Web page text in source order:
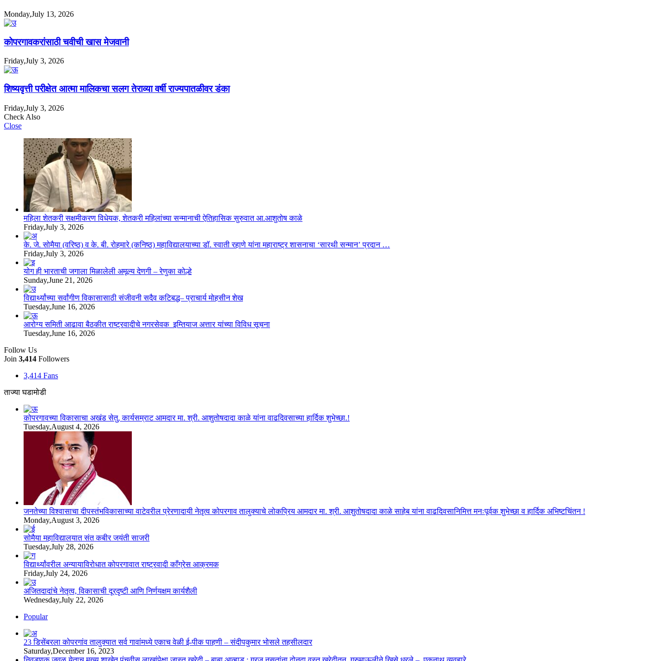
Monday,July 13, 2026
कोपरगावकरांसाठी चवीची खास मेजवानी
Friday,July 3, 2026
शिष्यवृत्ती परीक्षेत आत्मा मालिकचा सलग तेराव्या वर्षी राज्यपातळीवर डंका
Friday,July 3, 2026
Check Also
Close
महिला शेतकरी सक्षमीकरण विधेयक, शेतकरी महिलांच्या सन्मानाची ऐतिहासिक सुरुवात आ.आशुतोष काळे
Friday,July 3, 2026
के. जे. सोमैया (वरिष्ठ) व के. बी. रोहमारे (कनिष्ठ) महाविद्यालयाच्या डॉ. स्वाती रहाणे यांना महाराष्ट्र शासनाचा ‘सारथी सन्मान’ प्रदान …
Friday,July 3, 2026
योग ही भारताची जगाला मिळालेली अमूल्य देणगी – रेणुका कोल्हे
Sunday,June 21, 2026
विद्यार्थ्यांच्या सर्वांगीण विकासासाठी संजीवनी सदैव कटिबद्ध– प्राचार्य मोहसीन शेख
Tuesday,June 16, 2026
आरोग्य समिती आढावा बैठकीत राष्ट्रवादीचे नगरसेवक इम्तियाज अत्तार यांच्या विविध सूचना
Tuesday,June 16, 2026
Follow Us
Join 3,414 Followers
3,414 Fans
ताज्या घडामोडी
कोपरगावच्या विकासाचा अखंड सेतु, कार्यसम्राट आमदार मा. श्री. आशुतोषदादा काळे यांना वाढदिवसाच्या हार्दिक शुभेच्छा.!
Tuesday,August 4, 2026
जनतेच्या विश्वासाचा दीपस्तंभविकासाच्या वाटेवरील प्रेरणादायी नेतृत्व कोपरगाव तालुक्याचे लोकप्रिय आमदार मा. श्री. आशुतोषदादा काळे साहेब यांना वाढदिवसानिमित्त मनःपूर्वक शुभेच्छा व हार्दिक अभिष्टचिंतन !
Monday,August 3, 2026
सोमैया महाविद्यालयात संत कबीर जयंती साजरी
Tuesday,July 28, 2026
विद्यार्थ्यांवरील अन्यायाविरोधात कोपरगावात राष्ट्रवादी काँग्रेस आक्रमक
Friday,July 24, 2026
अजितदादांचे नेतृत्व, विकासाची दूरदृष्टी आणि निर्णयक्षम कार्यशैली
Wednesday,July 22, 2026
Popular
23 डिसेंबरला कोपरगांव तालुक्‍यात सर्व गावांमध्ये एकाच वेळी ई-पीक पाहणी – संदीपकुमार भोसले तहसीलदार
Saturday,December 16, 2023